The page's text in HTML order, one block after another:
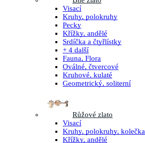
Visací
Kruhy, polokruhy
Pecky
Křížky, andělé
Srdíčka a čtyřlístky
+ 4 další
Fauna, Flora
Oválné, čtvercové
Kruhové, kulaté
Geometrický, soliterní
Růžové zlato
Visací
Kruhy, polokruhy, kolečka
Křížky, andělé